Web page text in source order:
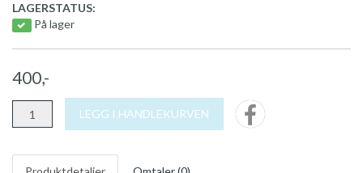
LAGERSTATUS:
På lager
400,-
LEGG I HANDLEKURVEN